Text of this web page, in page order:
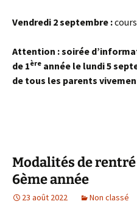
Vendredi 2 septembre :
Attention : soirée
de 1ère année le lundi 5
de tous les parents
Modalités de rentré
6ème année
23 août 2022 Non classé